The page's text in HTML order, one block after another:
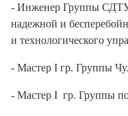
- Инженер Группы
надежной и
и технологического
- Мастер I гр. Группы
- Мастер I гр. Группы